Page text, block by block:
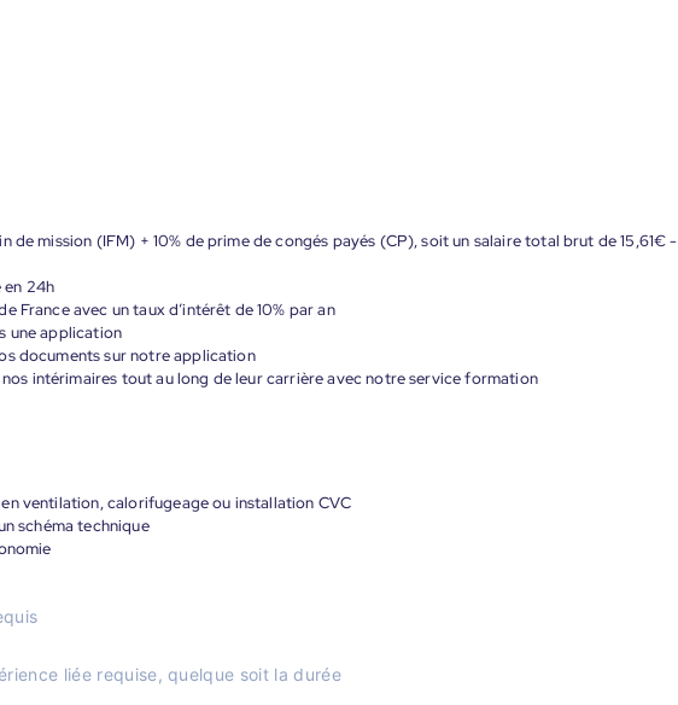
de mission (IFM) + 10% de prime de congés payés (CP), soit un salaire total brut de 15,61€ -
en 24h
France avec un taux d’intérêt de 10% par an
une application
documents sur notre application
intérimaires tout au long de leur carrière avec notre service formation
ventilation, calorifugeage ou installation CVC
schéma technique
liée requise, quelque soit la durée